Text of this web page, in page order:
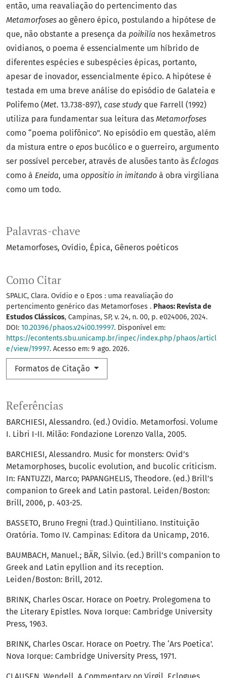
Palavras-chave
Metamorfoses Ovídio Épica Gêneros poéticos
Como Citar
SPALIC, Clara. Ovídio e o Epos : uma reavaliação do
pertencimento genérico das Metamorfoses . Phaos: Revista de
Estudos Clássicos, Campinas, SP, v. 24, n. 00, p. e024006, 2024.
DOI: 10.20396/phaos.v24i00.19997. Disponível em:
https://econtents.sbu.unicamp.br/inpec/index.php/phaos/articl
e/view/19997. Acesso em: 9 ago. 2026.
Formatos de Citação
então, uma reavaliação do pertencimento das
Metamorfoses ao gênero épico, postulando a hipótese de
que, não obstante a presença da poikilía nos hexâmetros
ovidianos, o poema é essencialmente um híbrido de
diferentes espécies e subespécies épicas, portanto,
apesar de inovador, essencialmente épico. A hipótese é
testada em uma breve análise do episódio de Galateia e
Polifemo (Met. 13.738-897), case study que Farrell (1992)
utiliza para fundamentar sua leitura das Metamorfoses
como “poema polifônico”. No episódio em questão, além
da mistura entre o epos bucólico e o guerreiro, argumento
ser possível perceber, através de alusões tanto às Éclogas
como à Eneida, uma oppositio in imitando à obra virgiliana
como um todo.
Referências
BARCHIESI, Alessandro. (ed.) Ovidio. Metamorfosi. Volume
I. Libri I-II. Milão: Fondazione Lorenzo Valla, 2005.
BARCHIESI, Alessandro. Music for monsters: Ovid’s
Metamorphoses, bucolic evolution, and bucolic criticism.
In: FANTUZZI, Marco; PAPANGHELIS, Theodore. (ed.) Brill’s
companion to Greek and Latin pastoral. Leiden/Boston:
Brill, 2006, p. 403-25.
BASSETO, Bruno Fregni (trad.) Quintiliano. Instituição
Oratória. Tomo IV. Campinas: Editora da Unicamp, 2016.
BAUMBACH, Manuel.; BÄR, Silvio. (ed.) Brill’s companion to
Greek and Latin epyllion and its reception.
Leiden/Boston: Brill, 2012.
BRINK, Charles Oscar. Horace on Poetry. Prolegomena to
the Literary Epistles. Nova Iorque: Cambridge University
Press, 1963.
BRINK, Charles Oscar. Horace on Poetry. The ‘Ars Poetica’.
Nova Iorque: Cambridge University Press, 1971.